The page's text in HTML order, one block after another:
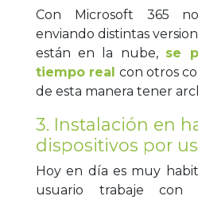
Con Microsoft 365
enviando distintas
están en la nube, se
tiempo real con otros
de esta manera tener
3. Instalación en
dispositivos por
Hoy en día es muy
usuario trabaje con